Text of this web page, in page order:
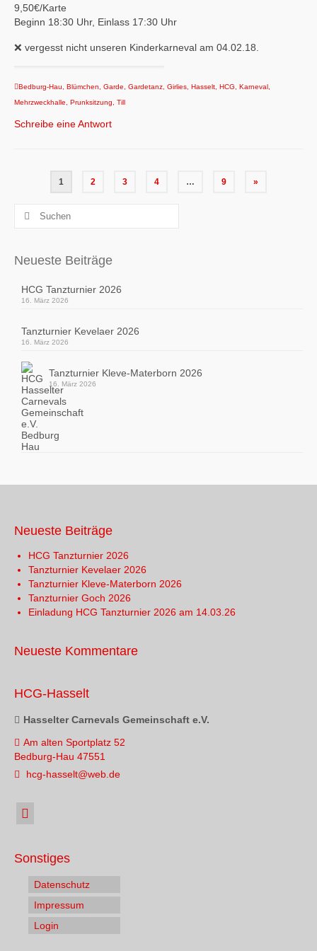
9,50€/Karte
Beginn 18:30 Uhr, Einlass 17:30 Uhr
❌ vergesst nicht unseren Kinderkarneval am 04.02.18.
Bedburg-Hau Blümchen Garde Gardetanz Girlies Hasselt HCG Karneval
Mehrzweckhalle
Prunksitzung Till
Schreibe eine Antwort
Seitennummerierung
Beiträge
1 2 3 4 … 9 »
Suchen
Neueste Beiträge
HCG Tanzturnier 2026
16. März 2026
Tanzturnier Kevelaer 2026
16. März 2026
Tanzturnier Kleve-Materborn 2026
16. März 2026
Neueste Beiträge
HCG Tanzturnier 2026
Tanzturnier Kevelaer 2026
Tanzturnier Kleve-Materborn 2026
Tanzturnier Goch 2026
Einladung HCG Tanzturnier 2026 am 14.03.26
Neueste Kommentare
HCG-Hasselt
Hasselter Carnevals Gemeinschaft e.V.
Am alten Sportplatz 52
Bedburg-Hau 47551
hcg-hasselt@web.de
Sonstiges
Datenschutz
Impressum
Login